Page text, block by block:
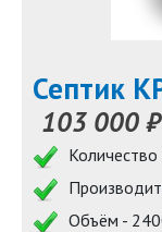
Септик
103 000 ₽
Объём -